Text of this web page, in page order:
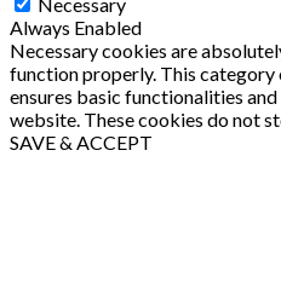
Always Enabled
Necessary cookies are
function properly. This
ensures basic functionalities
website. These cookies do not
SAVE & ACCEPT